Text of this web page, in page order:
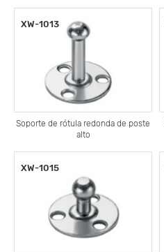
Soporte de rótula redonda de poste
alto
XW-1013
XW-1015